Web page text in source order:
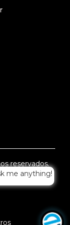
reservados.
me anything!